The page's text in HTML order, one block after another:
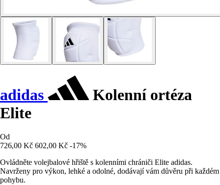
adidas
Kolenní ortéza
Elite
Od
726,00 Kč 602,00 Kč -17%
Ovládněte volejbalové hřiště s kolenními chrániči Elite adidas.
Navrženy pro výkon, lehké a odolné, dodávají vám důvěru při každém
pohybu.